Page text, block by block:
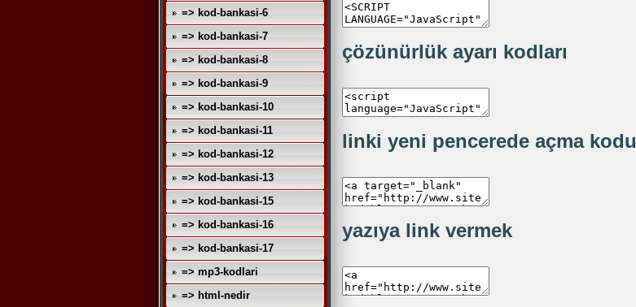
=> kod-bankasi-6
=> kod-bankasi-7
=> kod-bankasi-8
=> kod-bankasi-9
=> kod-bankasi-10
=> kod-bankasi-11
=> kod-bankasi-12
=> kod-bankasi-13
=> kod-bankasi-15
=> kod-bankasi-16
=> kod-bankasi-17
=> mp3-kodlari
=> html-nedir
çözünürlük ayarı kodları
linki yeni pencerede açma kodu
yazıya link vermek